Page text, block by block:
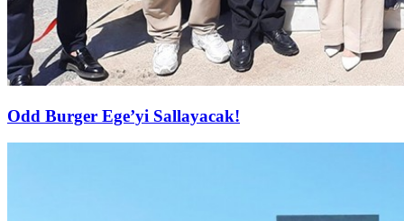
Odd Burger Ege’yi Sallayacak!